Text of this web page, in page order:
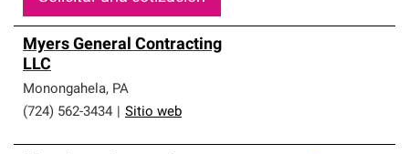
Myers General Contracting
LLC
Monongahela, PA
(724) 562-3434
Sitio web